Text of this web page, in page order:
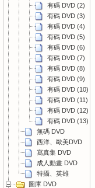
有碼 DVD (2)
有碼 DVD (3)
有碼 DVD (4)
有碼 DVD (5)
有碼 DVD (6)
有碼 DVD (7)
有碼 DVD (8)
有碼 DVD (9)
有碼 DVD (10)
有碼 DVD (11)
有碼 DVD (12)
有碼 DVD (13)
無碼 DVD
西洋、歐美DVD
寫真集 DVD
成人動畫 DVD
特攝、英雄
圖庫 DVD